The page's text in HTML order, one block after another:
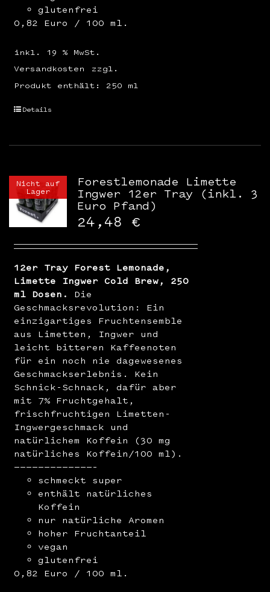
glutenfrei
0,82 Euro / 100 ml.
inkl. 19 % MwSt.
zzgl.
Versandkosten
Produkt enthält: 250 ml
Details
Nicht auf
Lager
Forestlemonade Limette
Ingwer 12er Tray (inkl. 3
Euro Pfand)
24,48 €
12er Tray Forest Lemonade,
Limette Ingwer Cold Brew, 250
ml Dosen.
Die
Geschmacksrevolution: Ein
einzigartiges Fruchtensemble
aus Limetten, Ingwer und
leicht bitteren Kaffeenoten
für ein noch nie dagewesenes
Geschmackserlebnis. Kein
Schnick-Schnack, dafür aber
mit 7% Fruchtgehalt,
frischfruchtigen Limetten-
Ingwergeschmack und
natürlichem Koffein (30 mg
natürliches Koffein/100 ml).
—————————————–
schmeckt super
enthält natürliches
Koffein
nur natürliche Aromen
hoher Fruchtanteil
vegan
glutenfrei
0,82 Euro / 100 ml.